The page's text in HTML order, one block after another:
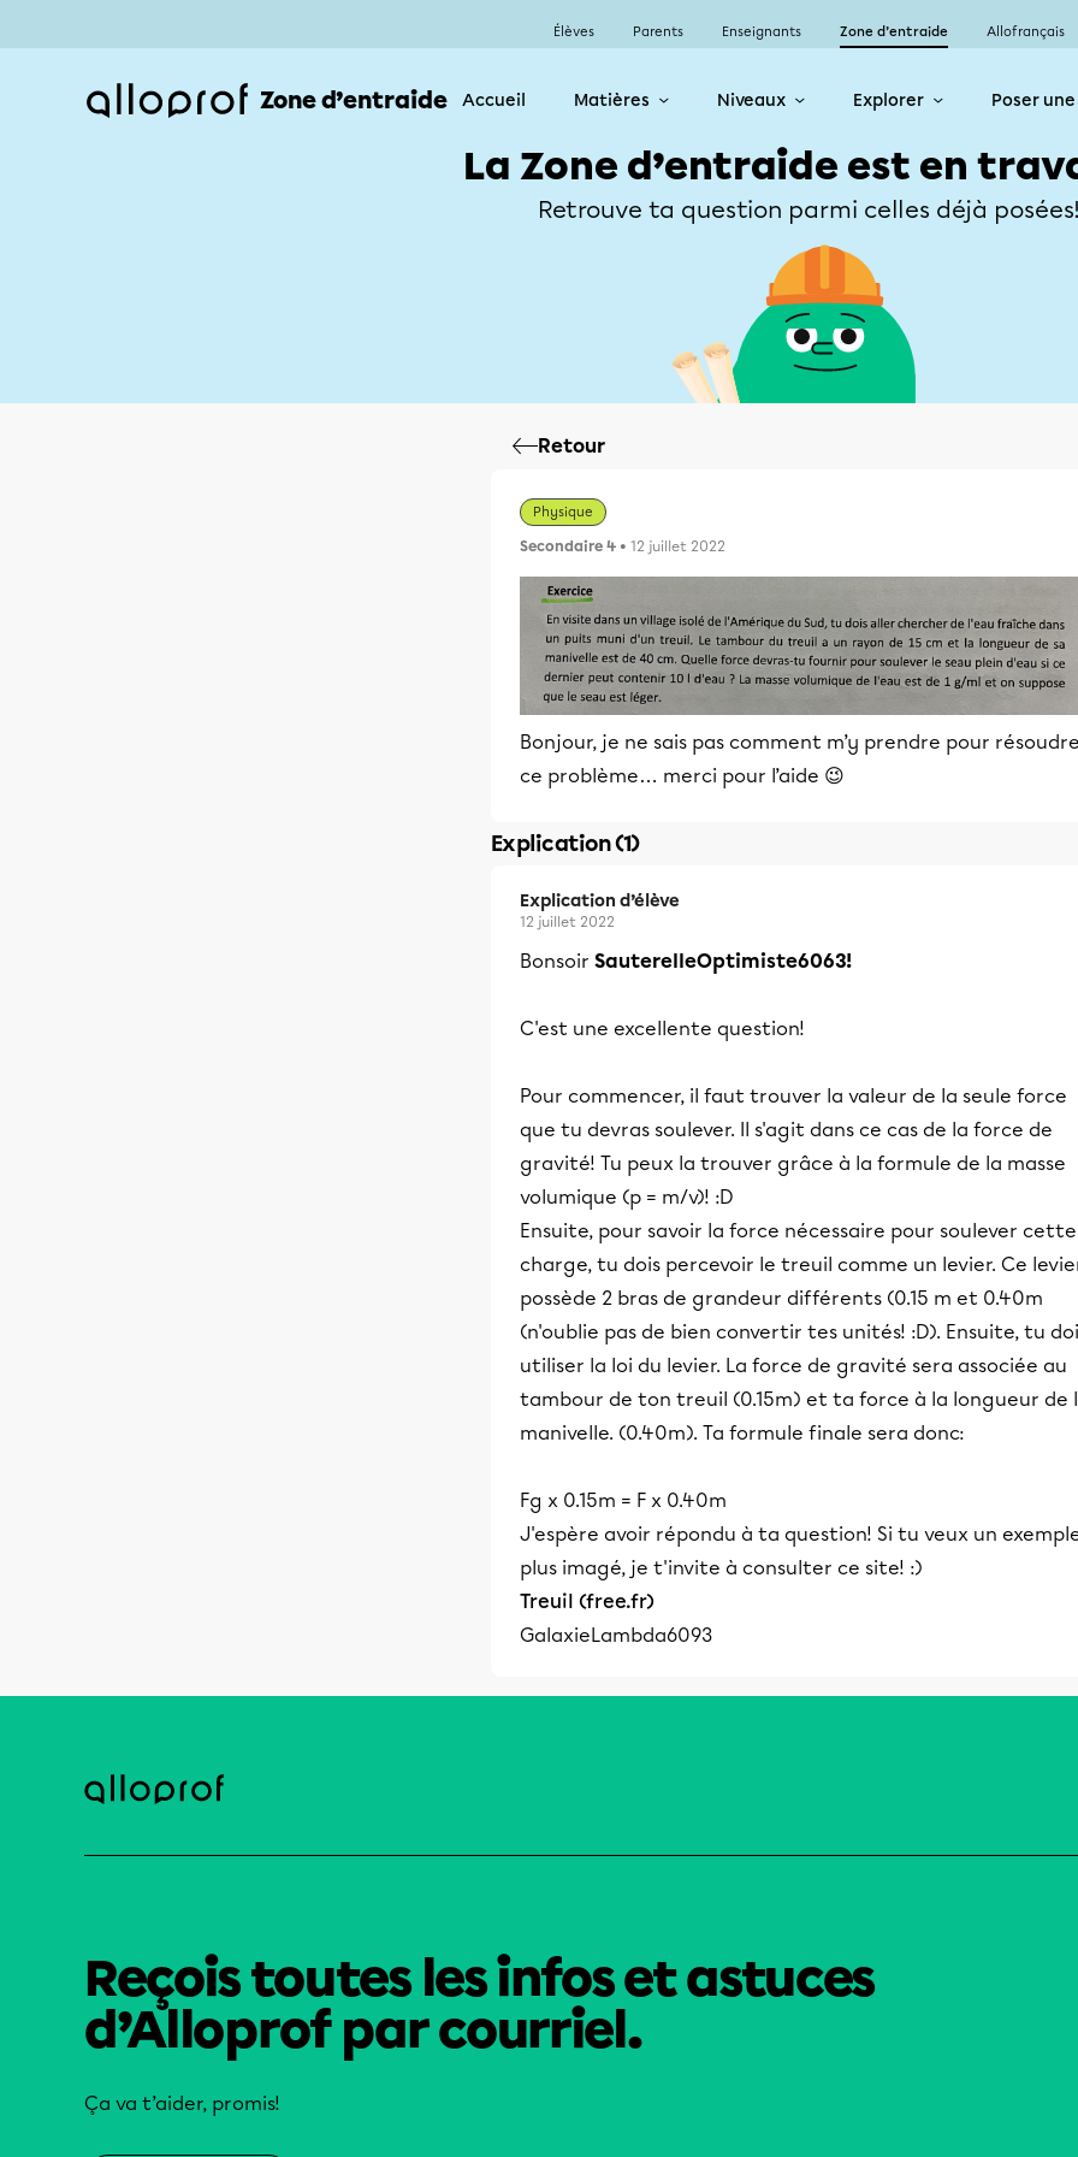
Élèves Parents Enseignants Zone d’entraide Allofrançais
Zone d’entraide Accueil Matières Niveaux Explorer Poser
La Zone d’entraide est en
Retrouve ta question parmi celles déjà
Retour
Physique
Secondaire 4 • 12 juillet 2022
Bonjour, je ne sais pas comment m’y prendre pour
ce problème… merci pour l’aide 😉
Explication (1)
Explication d’élève
12 juillet 2022
Bonsoir SauterelleOptimiste6063!
C'est une excellente question!
Pour commencer, il faut trouver la valeur de la seule force
que tu devras soulever. Il s'agit dans ce cas de la force de
gravité! Tu peux la trouver grâce à la formule de la masse
volumique (p = m/v)! :D
Ensuite, pour savoir la force nécessaire pour soulever cette
charge, tu dois percevoir le treuil comme un levier. Ce
possède 2 bras de grandeur différents (0.15 m et 0.40m
(n'oublie pas de bien convertir tes unités! :D). Ensuite, tu
utiliser la loi du levier. La force de gravité sera associée au
tambour de ton treuil (0.15m) et ta force à la longueur de
manivelle. (0.40m). Ta formule finale sera donc:
Fg x 0.15m = F x 0.40m
J'espère avoir répondu à ta question! Si tu veux un
plus imagé, je t'invite à consulter ce site! :)
Treuil (free.fr)
GalaxieLambda6093
Reçois toutes les infos et astuces
d’Alloprof par courriel.
Ça va t’aider, promis!